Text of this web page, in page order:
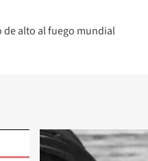
de alto al fuego mundial